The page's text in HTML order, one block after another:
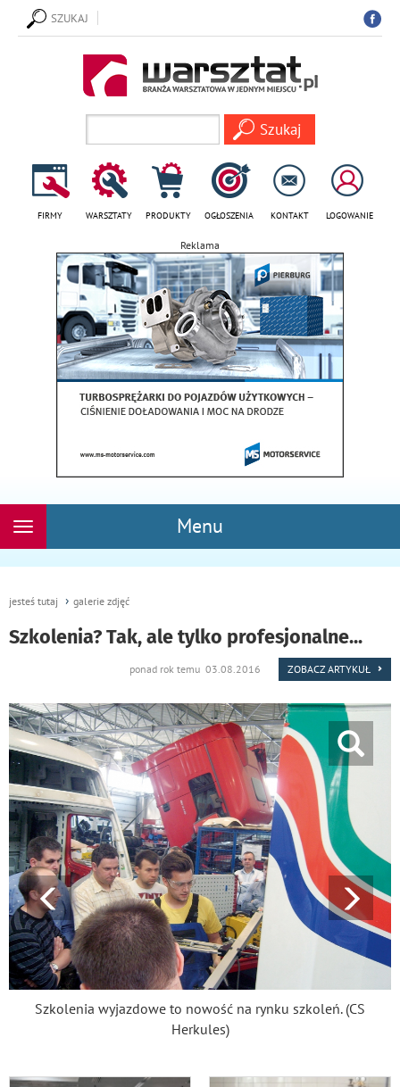
SZUKAJ
FIRMY WARSZTATY PRODUKTY OGŁOSZENIA KONTAKT LOGOWANIE
Reklama
Menu
Rozwiń
jesteś tutaj galerie zdjęć
Szkolenia? Tak, ale tylko profesjonalne...
ponad rok temu 03.08.2016 ZOBACZ ARTYKUŁ
Szkolenia wyjazdowe to nowość na rynku szkoleń. (CS
Herkules)